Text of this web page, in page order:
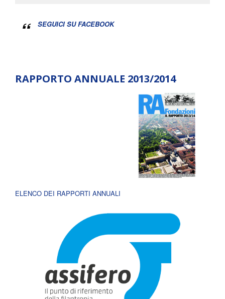
SEGUICI SU FACEBOOK
RAPPORTO ANNUALE 2013/2014
ELENCO DEI RAPPORTI ANNUALI